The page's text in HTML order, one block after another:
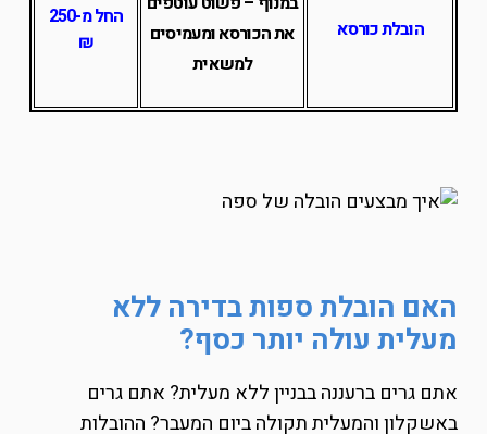
הובלת כורסא
את הכורסא ומעמיסים
למשאית
החל מ-250
₪
האם הובלת ספות בדירה ללא
מעלית עולה יותר כסף?
אתם גרים ברעננה בבניין ללא מעלית? אתם גרים
באשקלון והמעלית תקולה ביום המעבר? ההובלות